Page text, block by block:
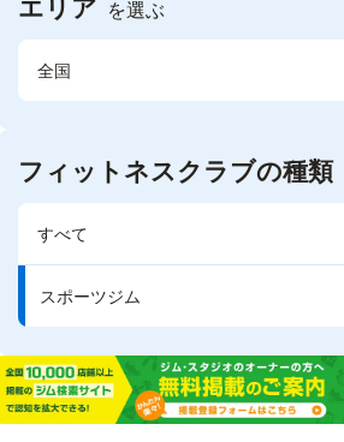
エリア を選ぶ
全国
フィットネスクラブの種類
すべて
スポーツジム